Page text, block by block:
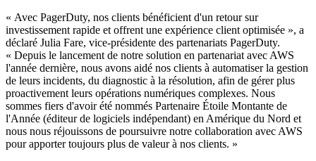
« Avec PagerDuty, nos clients bénéficient d'un retour sur
investissement rapide et offrent une expérience client optimisée », a
déclaré Julia Fare, vice-présidente des partenariats PagerDuty.
« Depuis le lancement de notre solution en partenariat avec AWS
l'année dernière, nous avons aidé nos clients à automatiser la gestion
de leurs incidents, du diagnostic à la résolution, afin de gérer plus
proactivement leurs opérations numériques complexes. Nous
sommes fiers d'avoir été nommés Partenaire Étoile Montante de
l'Année (éditeur de logiciels indépendant) en Amérique du Nord et
nous nous réjouissons de poursuivre notre collaboration avec AWS
pour apporter toujours plus de valeur à nos clients. »